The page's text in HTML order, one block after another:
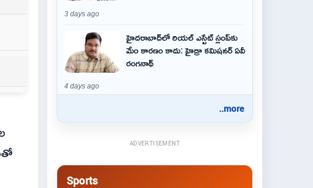
3 days ago
హైదరాబాద్‌లో రియల్ ఎస్టేట్ స్లంప్‌కు
మేం కారణం కాదు: హైడ్రా కమిషనర్ ఏవీ
రంగనాథ్
4 days ago
..more
ADVERTISEMENT
Sports